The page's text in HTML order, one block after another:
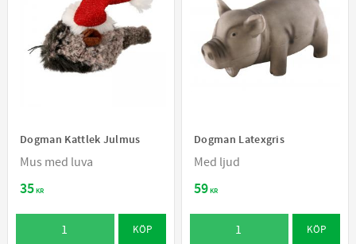
Dogman Kattlek Julmus
Mus med luva
35KR
KÖP
Dogman Latexgris
Med ljud
59KR
KÖP